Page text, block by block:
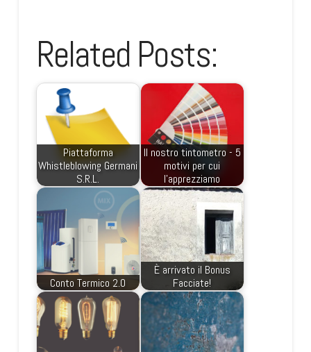
Related Posts:
Piattaforma
Whistleblowing Germani
S.R.L.
Il nostro tintometro - 5
motivi per cui
l'apprezziamo
Conto Termico 2.0
È arrivato il Bonus
Facciate!